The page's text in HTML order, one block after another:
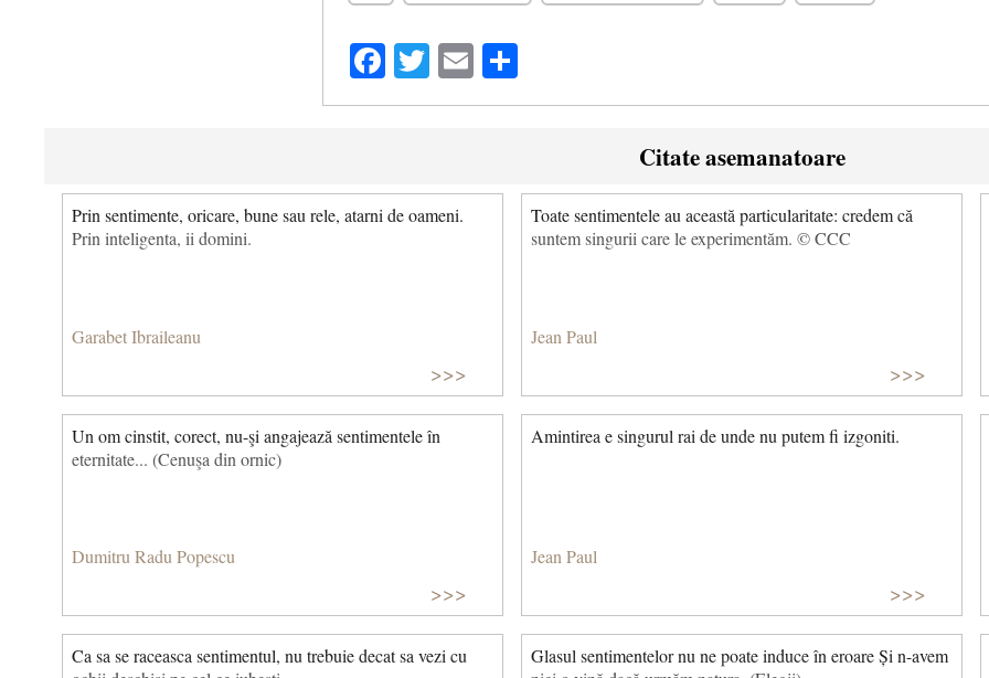
Facebook
Twitter
Email
Citate asemanatoare
Prin sentimente, oricare, bune sau rele, atarni de oameni.
Prin inteligenta, ii domini.
Garabet Ibraileanu
>>>
Toate sentimentele au această particularitate: credem că
suntem singurii care le experimentăm. © CCC
Jean Paul
>>>
Un om cinstit, corect, nu-şi angajează sentimentele în
eternitate... (Cenuşa din ornic)
Dumitru Radu Popescu
>>>
Amintirea e singurul rai de unde nu putem fi izgoniti.
Jean Paul
>>>
Ca sa se raceasca sentimentul, nu trebuie decat sa vezi cu
Glasul sentimentelor nu ne poate induce în eroare Și n-avem